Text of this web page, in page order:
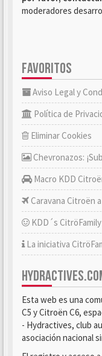
moderadores
FAVORITOS
Aviso Legal y
Política de
Eliminar Cookies
Chevronazos:
Macro KDD
Caravana Citroën
KDD´s CitröFamily
La iniciativa
Esta web es una
C5 y Citroën C6,
- Hydractives, club
asociación nacional